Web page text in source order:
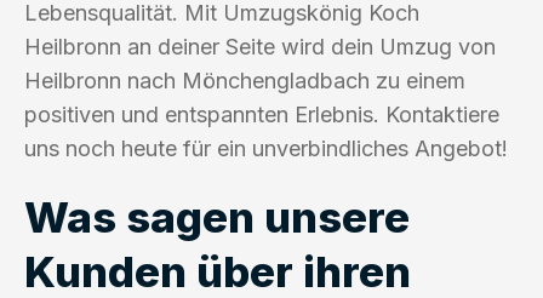
Lebensqualität. Mit Umzugskönig Koch
Heilbronn an deiner Seite wird dein Umzug von
Heilbronn nach Mönchengladbach zu einem
positiven und entspannten Erlebnis. Kontaktiere
uns noch heute für ein unverbindliches Angebot!
Was sagen unsere
Kunden über ihren